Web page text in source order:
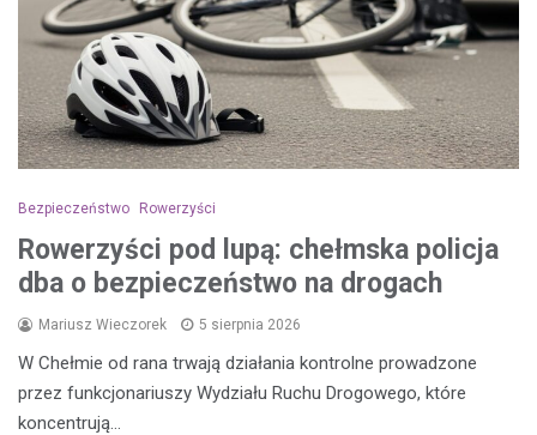
Bezpieczeństwo Rowerzyści
Rowerzyści pod lupą: chełmska policja
dba o bezpieczeństwo na drogach
Mariusz Wieczorek 5 sierpnia 2026
W Chełmie od rana trwają działania kontrolne prowadzone
przez funkcjonariuszy Wydziału Ruchu Drogowego, które
koncentrują…